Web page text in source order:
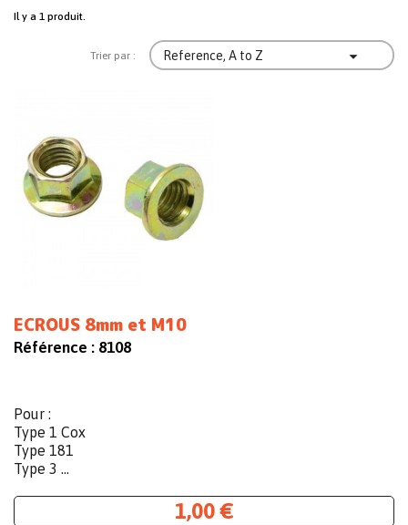
Il y a 1 produit.
Trier par : Reference, A to Z 
ECROUS 8mm et M10
Référence : 8108
Pour :
Type 1 Cox
Type 181
Type 3 ...
1,00 €